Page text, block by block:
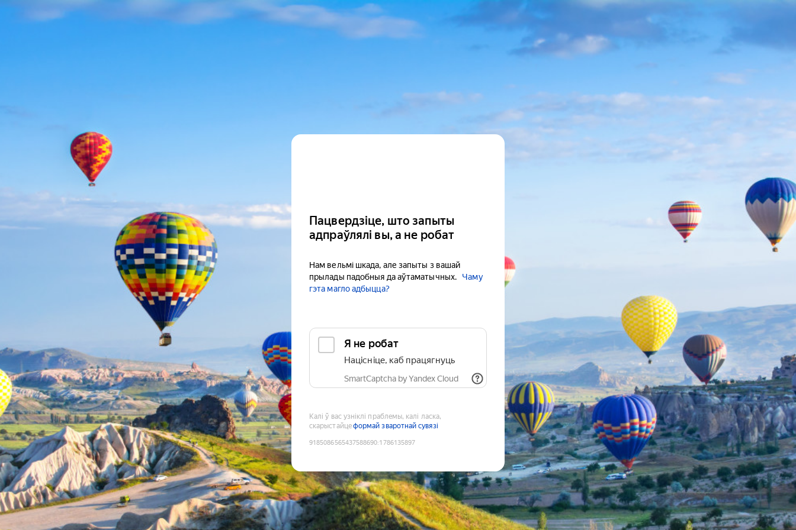
Пацвердзіце, што запыты
адпраўлялі вы, а не робат
Нам вельмі шкада, але запыты з вашай
прылады падобныя да аўтаматычных.
Чаму
гэта магло адбыцца?
Я не робат
Націсніце, каб працягнуць
SmartCaptcha by Yandex Cloud
Калі ў вас узніклі праблемы, калі ласка,
скарыстайцеформай зваротнай сувязі
9185086565437588690:1786135897